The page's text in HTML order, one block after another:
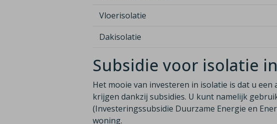
Vloerisolatie
Dakisolatie
Subsidie voor isolatie
Het mooie van investeren in isolatie is dat u een
krijgen dankzij subsidies. U kunt namelijk
(Investeringssubsidie Duurzame Energie en
woning.